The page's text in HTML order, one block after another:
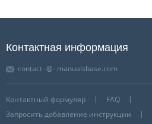
Контактная информация
contact -@- manualsbase.com
Контактный формуляр
FAQ
Запросить добавление инструкции